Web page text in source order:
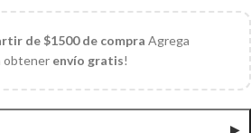
de $1500 de compra Agrega
obtener envío gratis!
▶